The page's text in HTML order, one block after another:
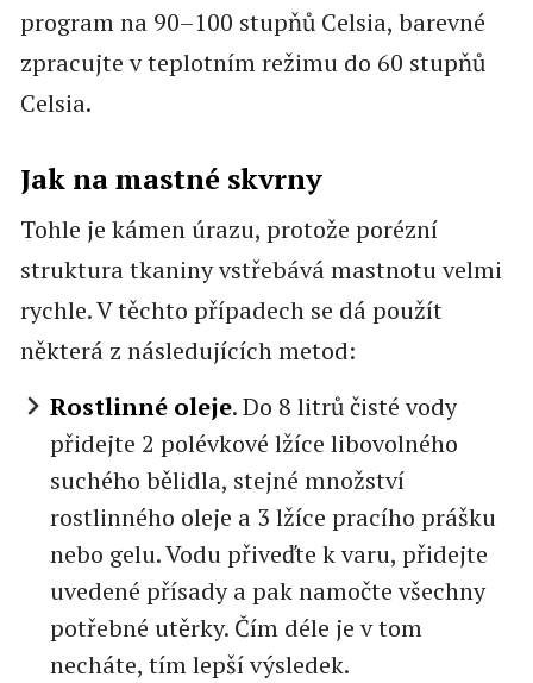
program na 90–100 stupňů Celsia, barevné
zpracujte v teplotním režimu do 60 stupňů
Celsia.
Jak na mastné skvrny
Tohle je kámen úrazu, protože porézní
struktura tkaniny vstřebává mastnotu velmi
rychle. V těchto případech se dá použít
některá z následujících metod:
Rostlinné oleje. Do 8 litrů čisté vody
přidejte 2 polévkové lžíce libovolného
suchého bělidla, stejné množství
rostlinného oleje a 3 lžíce pracího prášku
nebo gelu. Vodu přiveďte k varu, přidejte
uvedené přísady a pak namočte všechny
potřebné utěrky. Čím déle je v tom
necháte, tím lepší výsledek.